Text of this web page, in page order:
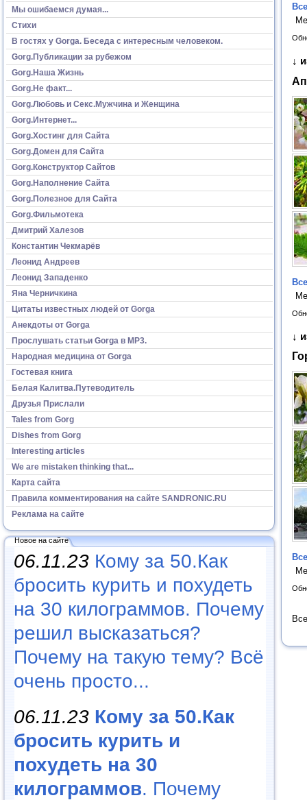
Мы ошибаемся думая...
Стихи
В гостях у Gorga. Беседа с интересным человеком.
Gorg.Публикации за рубежом
Gorg.Наша Жизнь
Gorg.Не факт...
Gorg.Любовь и Секс.Мужчина и Женщина
Gorg.Интернет...
Gorg.Хостинг для Сайта
Gorg.Домен для Сайта
Gorg.Конструктор Сайтов
Gorg.Наполнение Сайта
Gorg.Полезное для Сайта
Gorg.Фильмотека
Дмитрий Халезов
Константин Чекмарёв
Леонид Андреев
Леонид Западенко
Яна Черничкина
Цитаты известных людей от Gorga
Анекдоты от Gorga
Прослушать статьи Gorga в МР3.
Народная медицина от Gorga
Гостевая книга
Белая Калитва.Путеводитель
Друзья Прислали
Tales from Gorg
Dishes from Gorg
Interesting articles
We are mistaken thinking that...
Карта сайта
Правила комментирования на сайте SANDRONIC.RU
Реклама на сайте
Новое на сайте
06.11.23 Кому за 50.Как
бросить курить и похудеть
на 30 килограммов. Почему
решил высказаться?
Почему на такую тему? Всё
очень просто...
06.11.23 Кому за 50.Как
бросить курить и
похудеть на 30
килограммов. Почему
↓
↓